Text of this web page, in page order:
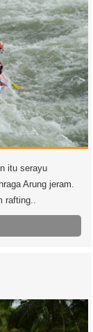
itu serayu
Arung jeram.
rafting..